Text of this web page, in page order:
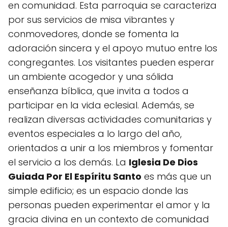
en comunidad. Esta parroquia se caracteriza
por sus servicios de misa vibrantes y
conmovedores, donde se fomenta la
adoración sincera y el apoyo mutuo entre los
congregantes. Los visitantes pueden esperar
un ambiente acogedor y una sólida
enseñanza bíblica, que invita a todos a
participar en la vida eclesial. Además, se
realizan diversas actividades comunitarias y
eventos especiales a lo largo del año,
orientados a unir a los miembros y fomentar
el servicio a los demás. La Iglesia De Dios
Guiada Por El Espíritu Santo es más que un
simple edificio; es un espacio donde las
personas pueden experimentar el amor y la
gracia divina en un contexto de comunidad